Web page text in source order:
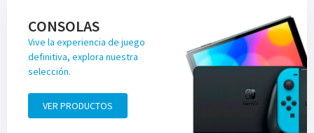
CONSOLAS
Vive la experiencia de juego
definitiva, explora nuestra
selección.
VER PRODUCTOS